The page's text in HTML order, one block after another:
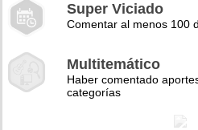
Super Viciado
Comentar al menos 100
Multitemático
Haber comentado
categorías